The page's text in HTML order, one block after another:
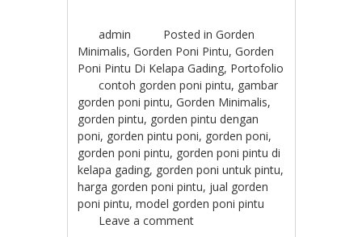
admin Posted inGorden
Minimalis,Gorden Poni Pintu,Gorden
Poni Pintu Di Kelapa Gading, Portofolio
contoh gorden poni pintu, gambar
gorden poni pintu,Gorden Minimalis,
gorden pintu, gorden pintu dengan
poni, gorden pintu poni, gorden poni,
gorden poni pintu, gorden poni pintu di
kelapa gading, gorden poni untuk pintu,
harga gorden poni pintu, jual gorden
poni pintu,model gorden poni pintu
Leave a comment